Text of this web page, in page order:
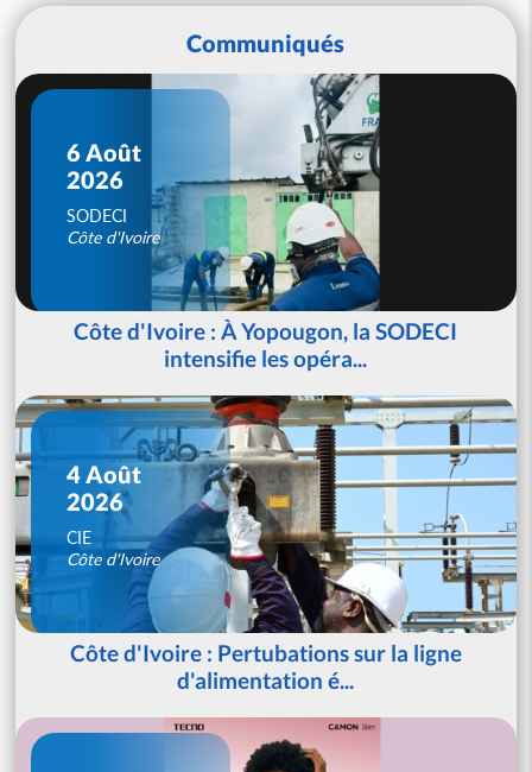
Communiqués
6 Août
2026
SODECI
Côte d'Ivoire
Côte d'Ivoire : À Yopougon, la SODECI
intensifie les opéra...
4 Août
2026
CIE
Côte d'Ivoire
Côte d'Ivoire : Pertubations sur la ligne
d'alimentation é...